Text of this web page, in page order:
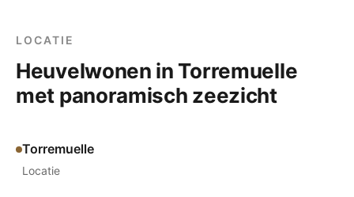
LOCATIE
Heuvelwonen in Torremuelle
met panoramisch zeezicht
Torremuelle
Locatie